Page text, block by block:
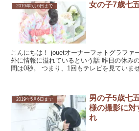
2019年5月6日まで 女の子7歳七
こんにちは！ jouetオーナーフォトグラファ
外に情報に溢れているという話 昨日の休み
間は0秒。 つまり、1回もテレビを見ていま
2019年5月6日まで
男の子5歳七
様の撮影に対
れ